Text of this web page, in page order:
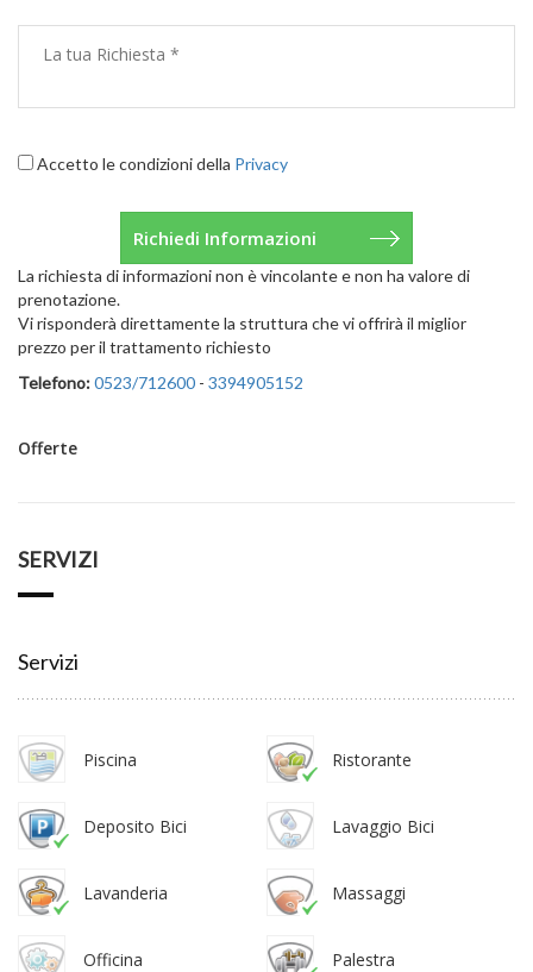
Accetto le condizioni della Privacy
La richiesta di informazioni non è vincolante e non ha valore di
prenotazione.
Vi risponderà direttamente la struttura che vi offrirà il miglior
prezzo per il trattamento richiesto
Telefono:0523/712600 - 3394905152
Offerte
SERVIZI
Servizi
Piscina Ristorante
Deposito Bici Lavaggio Bici
Lavanderia Massaggi
Officina Palestra